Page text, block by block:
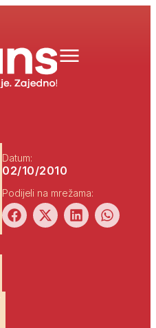
Datum:
02/10/2010
Podijeli na mrežama: